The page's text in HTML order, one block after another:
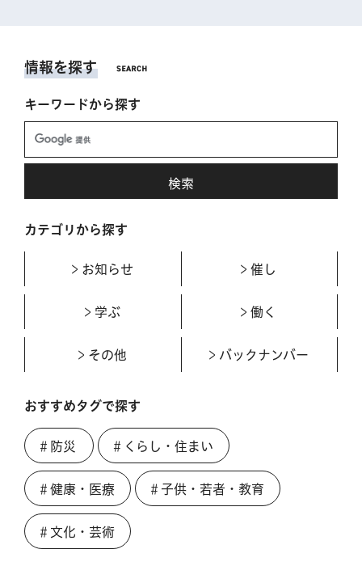
情報を探す
キーワードから探す
カテゴリから探す
お知らせ 催し
学ぶ 働く
その他 バックナンバー
おすすめタグで探す
＃防災 ＃くらし・住まい
＃健康・医療 ＃子供・若者・教育
＃文化・芸術